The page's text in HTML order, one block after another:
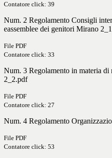
Contatore click: 39
Num. 2 Regolamento Consigli
eassemblee dei genitori Mirano
File PDF
Contatore click: 33
Num. 3 Regolamento in materia
2_2.pdf
File PDF
Contatore click: 27
Num. 4 Regolamento
File PDF
Contatore click: 53